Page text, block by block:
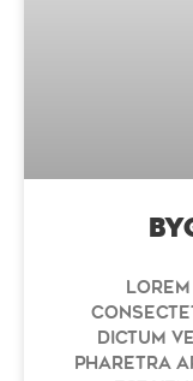
dictum
pharetra